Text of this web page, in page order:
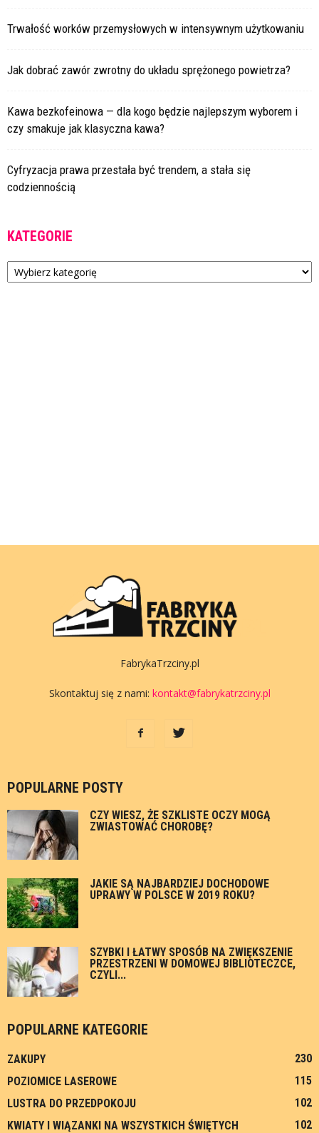
Trwałość worków przemysłowych w intensywnym użytkowaniu
Jak dobrać zawór zwrotny do układu sprężonego powietrza?
Kawa bezkofeinowa — dla kogo będzie najlepszym wyborem i
czy smakuje jak klasyczna kawa?
Cyfryzacja prawa przestała być trendem, a stała się
codziennością
KATEGORIE
Kategorie
FabrykaTrzciny.pl
Skontaktuj się z nami: kontakt@fabrykatrzciny.pl
POPULARNE POSTY
CZY WIESZ, ŻE SZKLISTE OCZY MOGĄ
ZWIASTOWAĆ CHOROBĘ?
JAKIE SĄ NAJBARDZIEJ DOCHODOWE
UPRAWY W POLSCE W 2019 ROKU?
SZYBKI I ŁATWY SPOSÓB NA ZWIĘKSZENIE
PRZESTRZENI W DOMOWEJ BIBLIOTECZCE,
CZYLI...
POPULARNE KATEGORIE
ZAKUPY
230
POZIOMICE LASEROWE
115
LUSTRA DO PRZEDPOKOJU
102
KWIATY I WIĄZANKI NA WSZYSTKICH ŚWIĘTYCH
102